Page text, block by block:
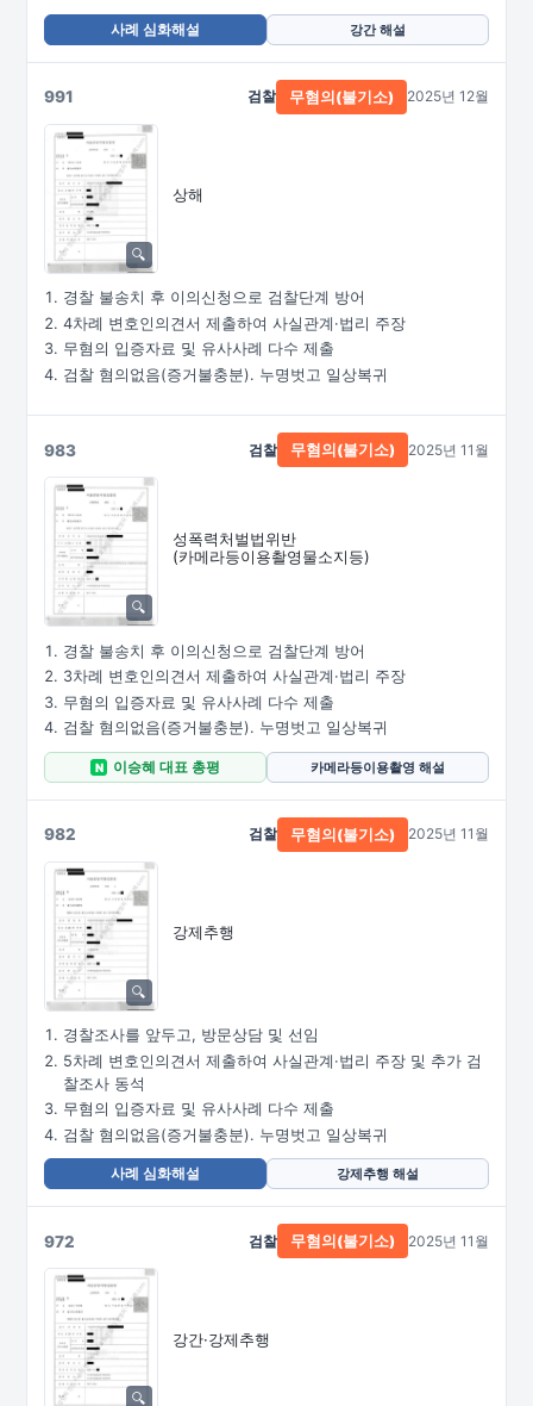
사례 심화해설 강간 해설
991
상해
검찰 무혐의(불기소) 2025년 12월
경찰 불송치 후 이의신청으로 검찰단계 방어
4차례 변호인의견서 제출하여 사실관계·법리 주장
무혐의 입증자료 및 유사사례 다수 제출
검찰 혐의없음(증거불충분). 누명벗고 일상복귀
983
성폭력처벌법위반
(카메라등이용촬영물소지등)
검찰 무혐의(불기소) 2025년 11월
경찰 불송치 후 이의신청으로 검찰단계 방어
3차례 변호인의견서 제출하여 사실관계·법리 주장
무혐의 입증자료 및 유사사례 다수 제출
검찰 혐의없음(증거불충분). 누명벗고 일상복귀
N 이승혜 대표 총평 카메라등이용촬영 해설
982
강제추행
검찰 무혐의(불기소) 2025년 11월
경찰조사를 앞두고, 방문상담 및 선임
5차례 변호인의견서 제출하여 사실관계·법리 주장 및 추가 검
찰조사 동석
무혐의 입증자료 및 유사사례 다수 제출
검찰 혐의없음(증거불충분). 누명벗고 일상복귀
사례 심화해설 강제추행 해설
972
강간·강제추행
검찰 무혐의(불기소) 2025년 11월